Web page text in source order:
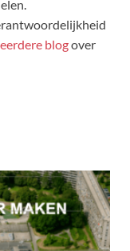
blogover